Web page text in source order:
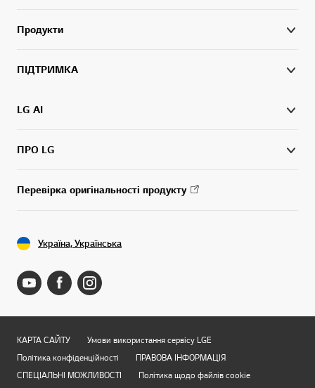
Продукти
ПІДТРИМКА
LG AI
ПРО LG
Перевірка оригінальності продукту
Україна, Українська
КАРТА САЙТУ
Умови використання сервісу LGE
Політика конфіденційності
ПРАВОВА ІНФОРМАЦІЯ
СПЕЦІАЛЬНІ МОЖЛИВОСТІ
Політика щодо файлів cookie